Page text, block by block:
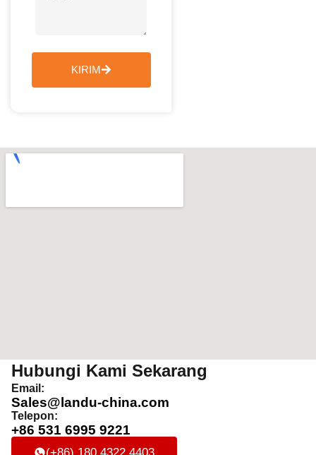
KIRIM
Hubungi Kami Sekarang
Email:
Sales@landu-china.com
Telepon:
+86 531 6995 9221